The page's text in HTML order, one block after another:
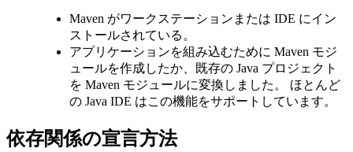
Maven がワークステーションまたは IDE にイン
ストールされている。
アプリケーションを組み込むために Maven モジ
ュールを作成したか、既存の Java プロジェクト
を Maven モジュールに変換しました。 ほとんど
の Java IDE はこの機能をサポートしています。
依存関係の宣言方法